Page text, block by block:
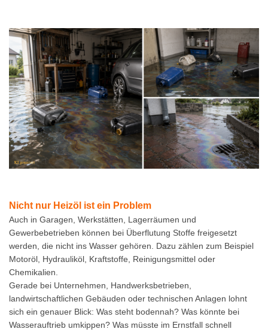
Nicht nur Heizöl ist ein Problem
Auch in Garagen, Werkstätten, Lagerräumen und
Gewerbebetrieben können bei Überflutung Stoffe freigesetzt
werden, die nicht ins Wasser gehören. Dazu zählen zum Beispiel
Motoröl, Hydrauliköl, Kraftstoffe, Reinigungsmittel oder
Chemikalien.
Gerade bei Unternehmen, Handwerksbetrieben,
landwirtschaftlichen Gebäuden oder technischen Anlagen lohnt
sich ein genauer Blick: Was steht bodennah? Was könnte bei
Wasserauftrieb umkippen? Was müsste im Ernstfall schnell